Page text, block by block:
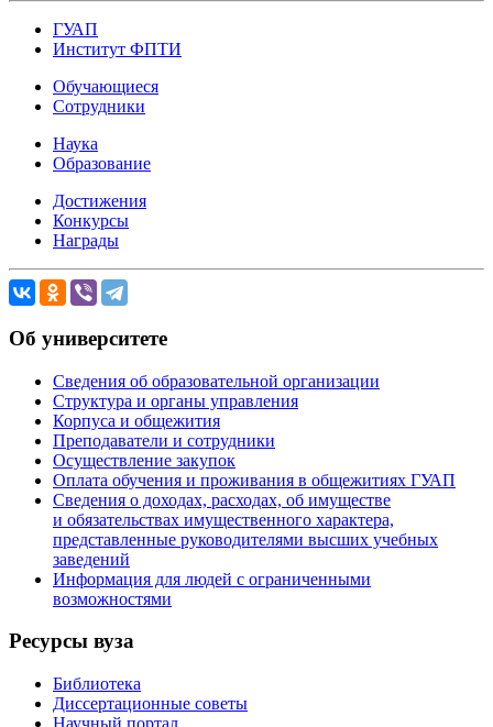
ГУАП
Институт ФПТИ
Обучающиеся
Сотрудники
Наука
Образование
Достижения
Конкурсы
Награды
Об университете
Сведения об образовательной организации
Структура и органы управления
Корпуса и общежития
Преподаватели и сотрудники
Осуществление закупок
Оплата обучения и проживания в общежитиях ГУАП
Сведения о доходах, расходах, об имуществе
и обязательствах имущественного характера,
представленные руководителями высших учебных
заведений
Информация для людей с ограниченными
возможностями
Ресурсы вуза
Библиотека
Диссертационные советы
Научный портал